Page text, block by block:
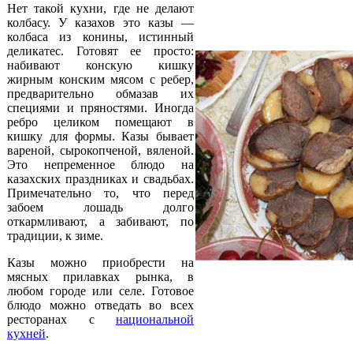
Нет такой кухни, где не делают
колбасу. У казахов это казы —
колбаса из конины, истинный
деликатес. Готовят ее просто:
набивают конскую кишку
жирным конским мясом с ребер,
предварительно обмазав их
специями и пряностями. Иногда
ребро целиком помещают в
кишку для формы. Казы бывает
вареной, сырокопченой, вяленой.
Это непременное блюдо на
казахских праздниках и свадьбах.
Примечательно то, что перед
забоем лошадь долго
откармливают, а забивают, по
традиции, к зиме.
Казы можно приобрести на
мясных прилавках рынка, в
любом городе или селе. Готовое
блюдо можно отведать во всех
ресторанах с национальной
кухней.